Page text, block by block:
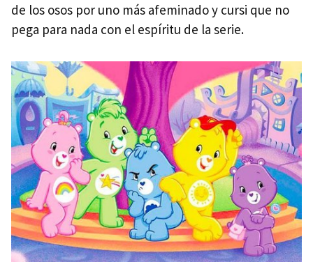
de los osos por uno más afeminado y cursi que no
pega para nada con el espíritu de la serie.